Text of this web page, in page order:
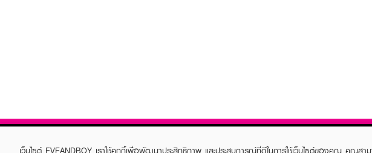
เว็บไซต์ EVEANDBOY เราใช้คุกกี้เพื่อพัฒนาประสิทธิภาพ และประสบการณ์ที่ดีในการใช้เว็บไซต์ของคุณ คุณสาม